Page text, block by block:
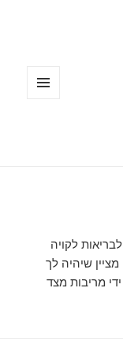
לקויה
שיהיה לך
מריבות מצד